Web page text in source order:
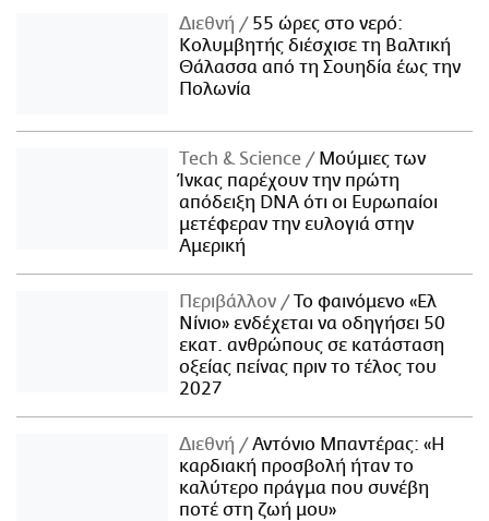
Διεθνή
55 ώρες στο νερό:
Κολυμβητής διέσχισε τη Βαλτική
Θάλασσα από τη Σουηδία έως την
Πολωνία
Τech & Science
Μούμιες των
Ίνκας παρέχουν την πρώτη
απόδειξη DNA ότι οι Ευρωπαίοι
μετέφεραν την ευλογιά στην
Αμερική
Περιβάλλον
Το φαινόμενο «Ελ
Νίνιο» ενδέχεται να οδηγήσει 50
εκατ. ανθρώπους σε κατάσταση
οξείας πείνας πριν το τέλος του
2027
Διεθνή
Αντόνιο Μπαντέρας: «Η
καρδιακή προσβολή ήταν το
καλύτερο πράγμα που συνέβη
ποτέ στη ζωή μου»